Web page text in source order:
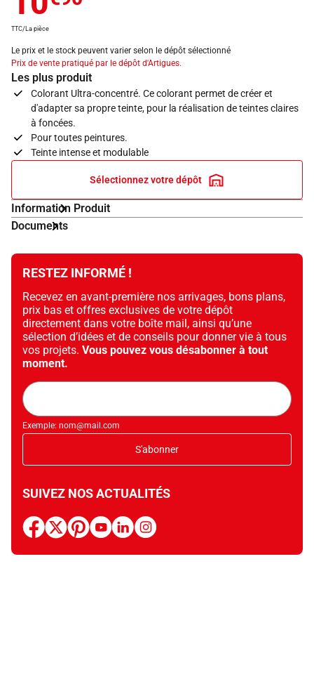
TTC/La pièce
Le prix et le stock peuvent varier selon le dépôt sélectionné
Prix de vente pratiqué par le dépôt d'Artigues.
Les plus produit
Colorant Ultra-concentré. Ce colorant permet de créer et
d'adapter sa propre teinte, pour la réalisation de teintes claires
à foncées.
Pour toutes peintures.
Teinte intense et modulable
Sélectionnez votre dépôt
Information Produit
Documents
RESTEZ INFORMÉ !
Recevez en avant-première nos arrivages, bons plans,
prix bas et offres exclusives de votre dépôt
directement dans votre boîte mail, ainsi qu’une
sélection d’idées et de conseils pour donner vie à tous
vos projets. Vous pouvez vous désabonner à tout
moment.
Adresse
mail
Exemple: nom@mail.com
S'abonner
SUIVEZ NOS ACTUALITÉS
facebook
x pinterestyoutubelinkedininstagram